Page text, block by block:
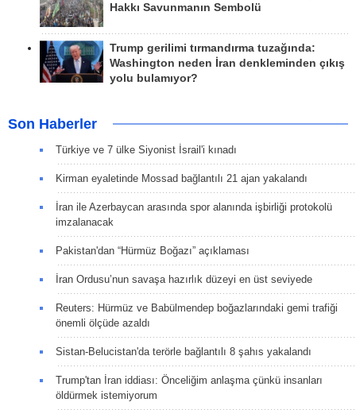
Hakkı Savunmanın Sembolü
Trump gerilimi tırmandırma tuzağında:
Washington neden İran denkleminden çıkış
yolu bulamıyor?
Son Haberler
Türkiye ve 7 ülke Siyonist İsrail'i kınadı
Kirman eyaletinde Mossad bağlantılı 21 ajan yakalandı
İran ile Azerbaycan arasında spor alanında işbirliği protokolü
imzalanacak
Pakistan'dan “Hürmüz Boğazı” açıklaması
İran Ordusu’nun savaşa hazırlık düzeyi en üst seviyede
Reuters: Hürmüz ve Babülmendep boğazlarındaki gemi trafiği
önemli ölçüde azaldı
Sistan-Belucistan'da terörle bağlantılı 8 şahıs yakalandı
Trump'tan İran iddiası: Önceliğim anlaşma çünkü insanları
öldürmek istemiyorum